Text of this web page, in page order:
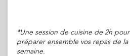
*Une session de cuisine de 2h pour
préparer ensemble vos repas de la
semaine.